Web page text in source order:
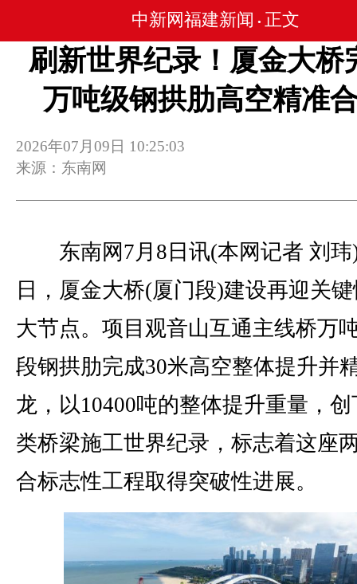
中新网福建新闻 • 正文
刷新世界纪录！厦金大桥
万吨级钢拱肋高空精准
2026年07月09日 10:25:03
来源：东南网
东南网7月8日讯(本网记者 刘玮
日，厦金大桥(厦门段)建设再迎关
大节点。项目观音山互通主线桥万
段钢拱肋完成30米高空整体提升并
龙，以10400吨的整体提升重量，
类桥梁施工世界纪录，标志着这座
合标志性工程取得突破性进展。